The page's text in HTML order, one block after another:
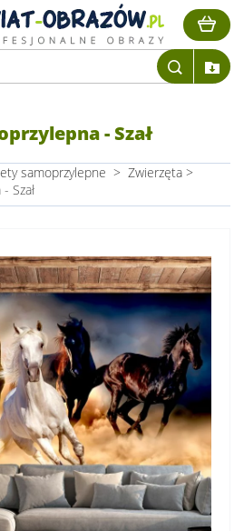
- Szał
samoprzylepne > Zwierzęta >
Szał